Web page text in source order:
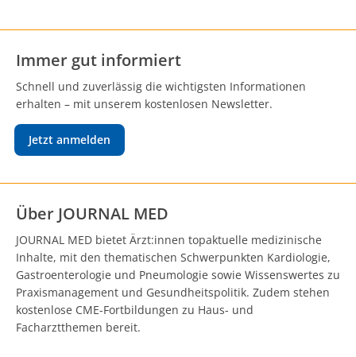
Immer gut informiert
Schnell und zuverlässig die wichtigsten Informationen
erhalten – mit unserem kostenlosen Newsletter.
Jetzt anmelden
Über JOURNAL MED
JOURNAL MED bietet Ärzt:innen topaktuelle medizinische
Inhalte, mit den thematischen Schwerpunkten Kardiologie,
Gastroenterologie und Pneumologie sowie Wissenswertes zu
Praxismanagement und Gesundheitspolitik. Zudem stehen
kostenlose CME-Fortbildungen zu Haus- und
Facharztthemen bereit.